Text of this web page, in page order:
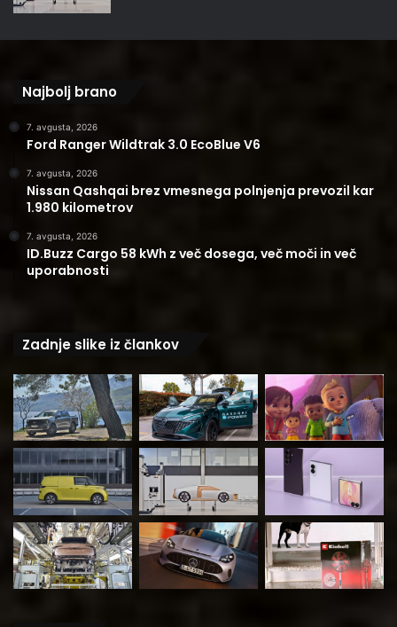
Najbolj brano
7. avgusta, 2026
Ford Ranger Wildtrak 3.0 EcoBlue V6
7. avgusta, 2026
Nissan Qashqai brez vmesnega polnjenja prevozil kar
1.980 kilometrov
7. avgusta, 2026
ID.Buzz Cargo 58 kWh z več dosega, več moči in več
uporabnosti
Zadnje slike iz člankov